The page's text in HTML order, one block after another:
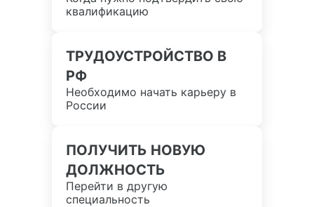
квалификацию
ТРУДОУСТРОЙСТВО В
РФ
Необходимо начать карьеру в
России
ПОЛУЧИТЬ НОВУЮ
ДОЛЖНОСТЬ
Перейти в другую
специальность